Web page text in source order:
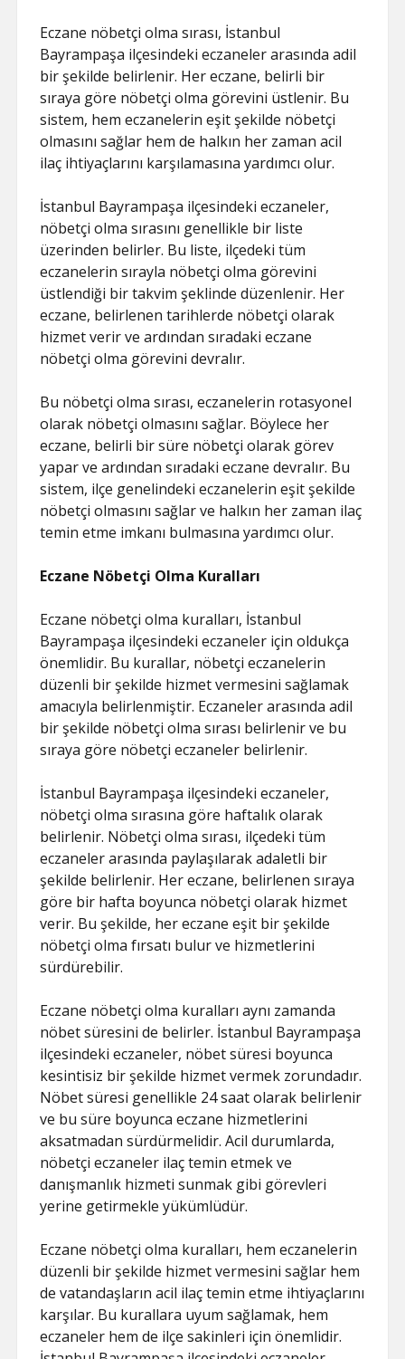
Eczane nöbetçi olma sırası, İstanbul
Bayrampaşa ilçesindeki eczaneler arasında adil
bir şekilde belirlenir. Her eczane, belirli bir
sıraya göre nöbetçi olma görevini üstlenir. Bu
sistem, hem eczanelerin eşit şekilde nöbetçi
olmasını sağlar hem de halkın her zaman acil
ilaç ihtiyaçlarını karşılamasına yardımcı olur.
İstanbul Bayrampaşa ilçesindeki eczaneler,
nöbetçi olma sırasını genellikle bir liste
üzerinden belirler. Bu liste, ilçedeki tüm
eczanelerin sırayla nöbetçi olma görevini
üstlendiği bir takvim şeklinde düzenlenir. Her
eczane, belirlenen tarihlerde nöbetçi olarak
hizmet verir ve ardından sıradaki eczane
nöbetçi olma görevini devralır.
Bu nöbetçi olma sırası, eczanelerin rotasyonel
olarak nöbetçi olmasını sağlar. Böylece her
eczane, belirli bir süre nöbetçi olarak görev
yapar ve ardından sıradaki eczane devralır. Bu
sistem, ilçe genelindeki eczanelerin eşit şekilde
nöbetçi olmasını sağlar ve halkın her zaman ilaç
temin etme imkanı bulmasına yardımcı olur.
Eczane Nöbetçi Olma Kuralları
Eczane nöbetçi olma kuralları, İstanbul
Bayrampaşa ilçesindeki eczaneler için oldukça
önemlidir. Bu kurallar, nöbetçi eczanelerin
düzenli bir şekilde hizmet vermesini sağlamak
amacıyla belirlenmiştir. Eczaneler arasında adil
bir şekilde nöbetçi olma sırası belirlenir ve bu
sıraya göre nöbetçi eczaneler belirlenir.
İstanbul Bayrampaşa ilçesindeki eczaneler,
nöbetçi olma sırasına göre haftalık olarak
belirlenir. Nöbetçi olma sırası, ilçedeki tüm
eczaneler arasında paylaşılarak adaletli bir
şekilde belirlenir. Her eczane, belirlenen sıraya
göre bir hafta boyunca nöbetçi olarak hizmet
verir. Bu şekilde, her eczane eşit bir şekilde
nöbetçi olma fırsatı bulur ve hizmetlerini
sürdürebilir.
Eczane nöbetçi olma kuralları aynı zamanda
nöbet süresini de belirler. İstanbul Bayrampaşa
ilçesindeki eczaneler, nöbet süresi boyunca
kesintisiz bir şekilde hizmet vermek zorundadır.
Nöbet süresi genellikle 24 saat olarak belirlenir
ve bu süre boyunca eczane hizmetlerini
aksatmadan sürdürmelidir. Acil durumlarda,
nöbetçi eczaneler ilaç temin etmek ve
danışmanlık hizmeti sunmak gibi görevleri
yerine getirmekle yükümlüdür.
Eczane nöbetçi olma kuralları, hem eczanelerin
düzenli bir şekilde hizmet vermesini sağlar hem
de vatandaşların acil ilaç temin etme ihtiyaçlarını
karşılar. Bu kurallara uyum sağlamak, hem
eczaneler hem de ilçe sakinleri için önemlidir.